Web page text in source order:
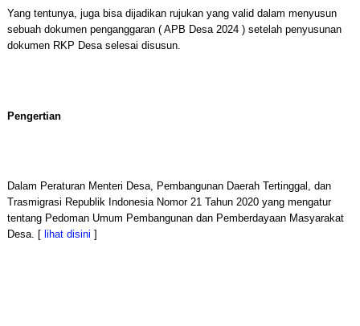
Yang tentunya, juga bisa dijadikan rujukan yang valid dalam menyusun
sebuah dokumen penganggaran ( APB Desa 2024 ) setelah penyusunan
dokumen RKP Desa selesai disusun.
Pengertian
Dalam Peraturan Menteri Desa, Pembangunan Daerah Tertinggal, dan
Trasmigrasi Republik Indonesia Nomor 21 Tahun 2020 yang mengatur
tentang Pedoman Umum Pembangunan dan Pemberdayaan Masyarakat
Desa. [ lihat disini ]